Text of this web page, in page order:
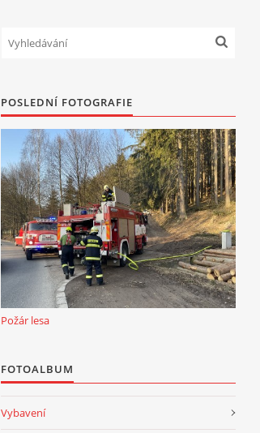
POSLEDNÍ FOTOGRAFIE
Požár lesa
FOTOALBUM
Vybavení